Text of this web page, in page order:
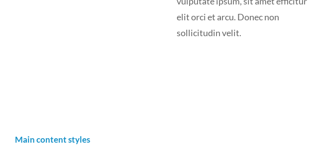
elit orci et arcu. Donec non
sollicitudin velit.
Main content styles